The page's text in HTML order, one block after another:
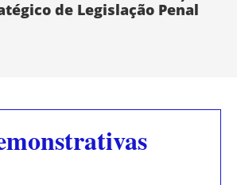
de Legislação Penal